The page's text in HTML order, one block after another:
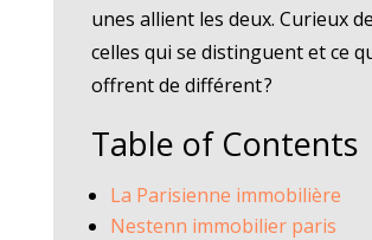
unes allient les deux. Curieux
celles qui se distinguent et ce
offrent de différent ?
Table of Contents
La Parisienne immobilière
Nestenn immobilier paris